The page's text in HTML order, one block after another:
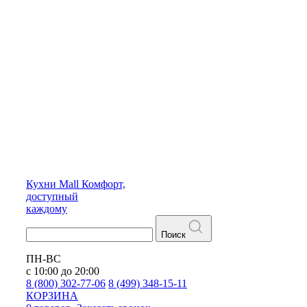
Кухни Mall Комфорт,
доступный
каждому
Поиск
ПН-ВС
с 10:00 до 20:00
8 (800) 302-77-06 8 (499) 348-15-11
КОРЗИНА